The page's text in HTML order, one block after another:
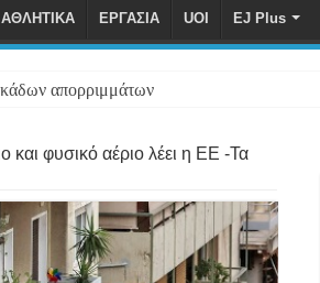
ΑΘΛΗΤΙΚΑ ΕΡΓΑΣΙΑ UOI EJ Plus
απορριμμάτων
και φυσικό αέριο λέει η ΕΕ -Τα